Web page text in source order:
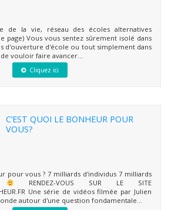
de la vie, réseau des écoles alternatives
page) Vous vous sentez sûrement isolé dans
d'ouverture d'école ou tout simplement dans
vouloir faire avancer...
Cliquez ici
C’EST QUOI LE BONHEUR POUR
VOUS?
pour vous ? 7 milliards d'individus 7 milliards
RENDEZ-VOUS SUR LE SITE
Une série de vidéos filmée par Julien
autour d'une question fondamentale...